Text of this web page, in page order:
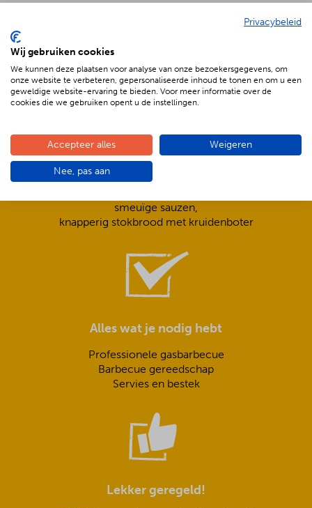
De voordelen van BBQenzo.nl
Compleet is ook écht compleet!
smeuïge sauzen,
knapperig stokbrood met kruidenboter
Alles wat je nodig hebt
Professionele gasbarbecue
Barbecue gereedschap
Servies en bestek
Lekker geregeld!
Privacybeleid
Wij gebruiken cookies
We kunnen deze plaatsen voor analyse van onze bezoekersgegevens, om
onze website te verbeteren, gepersonaliseerde inhoud te tonen en om u een
geweldige website-ervaring te bieden. Voor meer informatie over de
cookies die we gebruiken opent u de instellingen.
Accepteer alles Weigeren
Nee, pas aan